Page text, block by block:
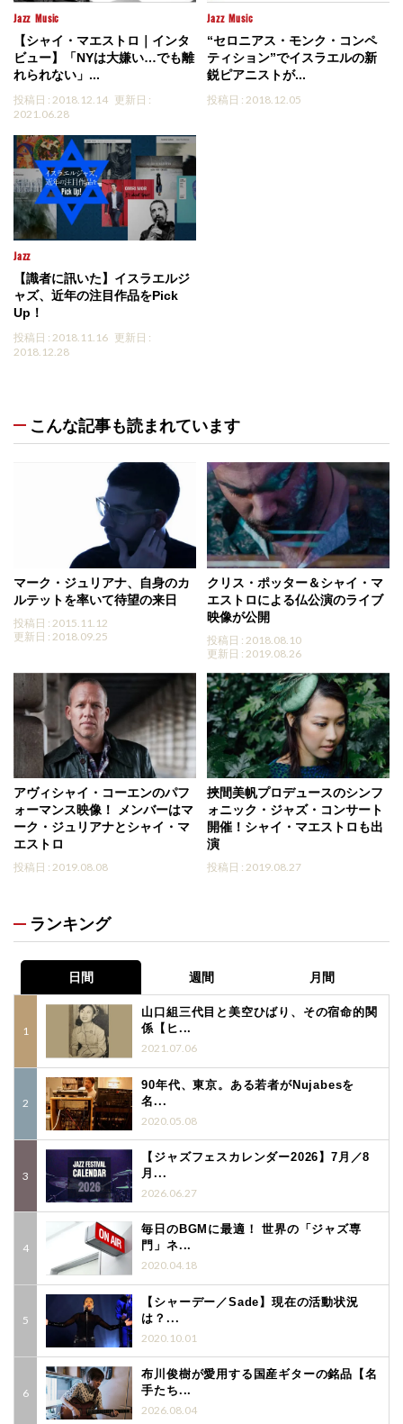
Jazz Music
【シャイ・マエストロ｜インタ
ビュー】「NYは大嫌い…でも離
れられない」...
投稿日 : 2018.12.14 更新日 :
2021.06.28
Jazz Music
“セロニアス・モンク・コンペ
ティション”でイスラエルの新
鋭ピアニストが...
投稿日 : 2018.12.05
Jazz
【識者に訊いた】イスラエルジ
ャズ、近年の注目作品をPick
Up！
投稿日 : 2018.11.16 更新日 :
2018.12.28
こんな記事も読まれています
マーク・ジュリアナ、自身のカ
ルテットを率いて待望の来日
投稿日 : 2015.11.12
更新日 : 2018.09.25
クリス・ポッター＆シャイ・マ
エストロによる仏公演のライブ
映像が公開
投稿日 : 2018.08.10
更新日 : 2019.08.26
アヴィシャイ・コーエンのパフ
ォーマンス映像！ メンバーはマ
ーク・ジュリアナとシャイ・マ
エストロ
投稿日 : 2019.08.08
挾間美帆プロデュースのシンフ
ォニック・ジャズ・コンサート
開催！シャイ・マエストロも出
演
投稿日 : 2019.08.27
ランキング
日間 週間 月間
山口組三代目と美空ひばり、その宿命的関
係【ヒ...
2021.07.06
90年代、東京。ある若者がNujabesを
名...
2020.05.08
【ジャズフェスカレンダー2026】7月／8
月...
2026.06.27
毎日のBGMに最適！ 世界の「ジャズ専
門」ネ...
2020.04.18
【シャーデー／Sade】現在の活動状況
は？...
2020.10.01
布川俊樹が愛用する国産ギターの銘品【名
手たち...
2026.08.04